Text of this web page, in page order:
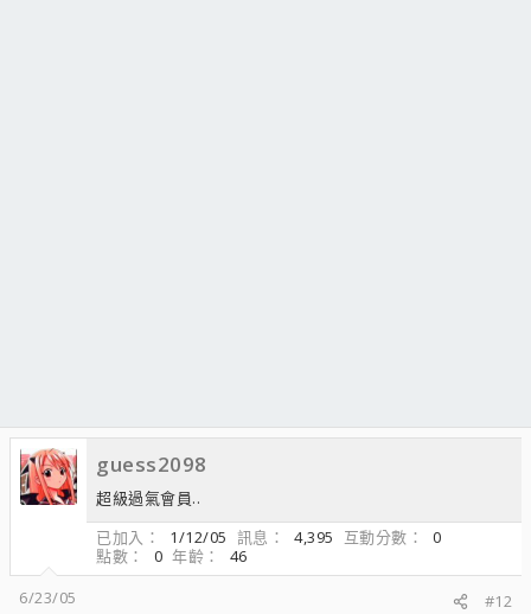
guess2098
超級過氣會員..
已加入
1/12/05 訊息 4,395 互動分數
0
點數
0 年齡
46
6/23/05
#12